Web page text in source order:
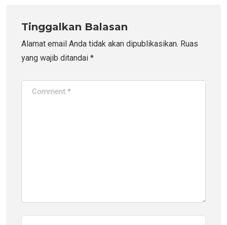
Tinggalkan Balasan
Alamat email Anda tidak akan dipublikasikan. Ruas
yang wajib ditandai *